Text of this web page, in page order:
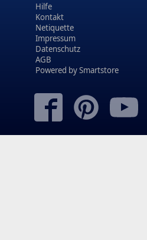
Hilfe
Kontakt
Netiquette
Impressum
Datenschutz
AGB
Powered bySmartstore